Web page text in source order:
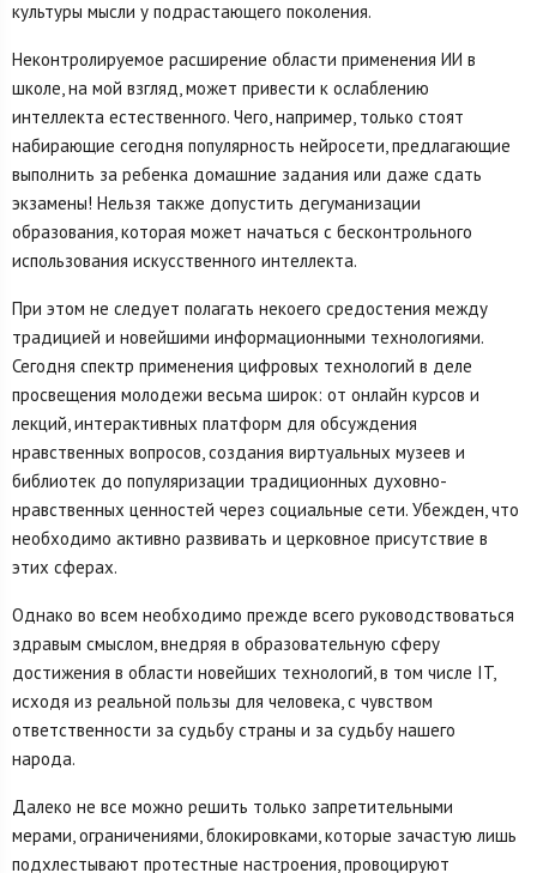
культуры мысли у подрастающего поколения.
Неконтролируемое расширение области применения ИИ в
школе, на мой взгляд, может привести к ослаблению
интеллекта естественного. Чего, например, только стоят
набирающие сегодня популярность нейросети, предлагающие
выполнить за ребенка домашние задания или даже сдать
экзамены! Нельзя также допустить дегуманизации
образования, которая может начаться с бесконтрольного
использования искусственного интеллекта.
При этом не следует полагать некоего средостения между
традицией и новейшими информационными технологиями.
Сегодня спектр применения цифровых технологий в деле
просвещения молодежи весьма широк: от онлайн курсов и
лекций, интерактивных платформ для обсуждения
нравственных вопросов, создания виртуальных музеев и
библиотек до популяризации традиционных духовно-
нравственных ценностей через социальные сети. Убежден, что
необходимо активно развивать и церковное присутствие в
этих сферах.
Однако во всем необходимо прежде всего руководствоваться
здравым смыслом, внедряя в образовательную сферу
достижения в области новейших технологий, в том числе IT,
исходя из реальной пользы для человека, с чувством
ответственности за судьбу страны и за судьбу нашего
народа.
Далеко не все можно решить только запретительными
мерами, ограничениями, блокировками, которые зачастую лишь
подхлестывают протестные настроения, провоцируют